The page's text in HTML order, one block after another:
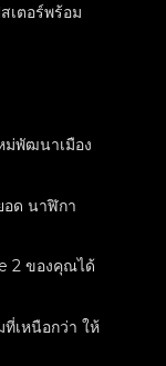
เตอร์พร้อม
ม่พัฒนาเมือง
ด นาฬิกา
2 ของคุณได้
เหนือกว่า ให้